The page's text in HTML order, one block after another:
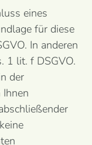
eines
für diese
In anderen
1 lit. f DSGVO.
der